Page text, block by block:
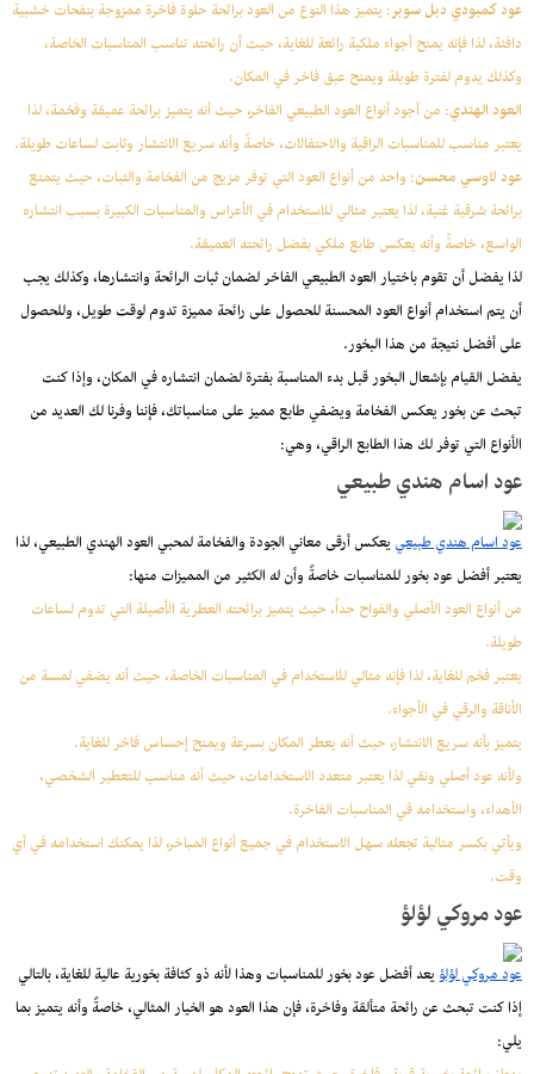
عود كمبودي دبل سوبر: يتميز هذا النوع من العود برائحة حلوة فاخرة ممزوجة بنفحات خشبية
دافئة، لذا فإنه يمنح أجواء ملكية رائعة للغاية، حيث أن رائحته تناسب المناسبات الخاصة،
وكذلك يدوم لفترة طويلة ويمنح عبق فاخر في المكان.
العود الهندي: من أجود أنواع العود الطبيعي الفاخر، حيث أنه يتميز برائحة عميقة وفخمة، لذا
يعتبر مناسب للمناسبات الراقية والاحتفالات، خاصةً وأنه سريع الانتشار وثابت لساعات طويلة.
عود لاوسي محسن: واحد من أنواع العود التي توفر مزيج من الفخامة والثبات، حيث يتمتع
برائحة شرقية غنية، لذا يعتبر مثالي للاستخدام في الأعراس والمناسبات الكبيرة بسبب انتشاره
الواسع، خاصةً وأنه يعكس طابع ملكي بفضل رائحته العميقة.
لذا يفضل أن تقوم باختيار العود الطبيعي الفاخر لضمان ثبات الرائحة وانتشارها، وكذلك يجب
أن يتم استخدام أنواع العود المحسنة للحصول على رائحة مميزة تدوم لوقت طويل، وللحصول
على أفضل نتيجة من هذا البخور.
يفضل القيام بإشعال البخور قبل بدء المناسبة بفترة لضمان انتشاره في المكان، وإذا كنت
تبحث عن بخور يعكس الفخامة ويضفي طابع مميز على مناسباتك، فإننا وفرنا لك العديد من
الأنواع التي توفر لك هذا الطابع الراقي، وهي:
عود اسام هندي طبيعي
عود اسام هندي طبيعييعكس أرقى معاني الجودة والفخامة لمحبي العود الهندي الطبيعي، لذا
يعتبر أفضل عود بخور للمناسبات خاصةً وأن له الكثير من المميزات منها:
من أنواع العود الأصلي والفواح جداً، حيث يتميز برائحته العطرية الأصيلة التي تدوم لساعات
طويلة.
يعتبر فخم للغاية، لذا فإنه مثالي للاستخدام في المناسبات الخاصة، حيث أنه يضفي لمسة من
الأناقة والرقي في الأجواء.
يتميز بأنه سريع الانتشار، حيث أنه يعطر المكان بسرعة ويمنح إحساس فاخر للغاية.
ولأنه عود أصلي ونقي لذا يعتبر متعدد الاستخدامات، حيث أنه مناسب للتعطير الشخصي،
الأهداء، واستخدامه في المناسبات الفاخرة.
ويأتي بكسر مثالية تجعله سهل الاستخدام في جميع أنواع المباخر، لذا يمكنك استخدامه في أي
وقت.
عود مروكي لؤلؤ
عود مروكي لؤلؤيعد أفضل عود بخور للمناسبات وهذا لأنه ذو كثافة بخورية عالية للغاية، بالتالي
إذا كنت تبحث عن رائحة متألقة وفاخرة، فإن هذا العود هو الخيار المثالي، خاصةً وأنه يتميز بما
يلي: